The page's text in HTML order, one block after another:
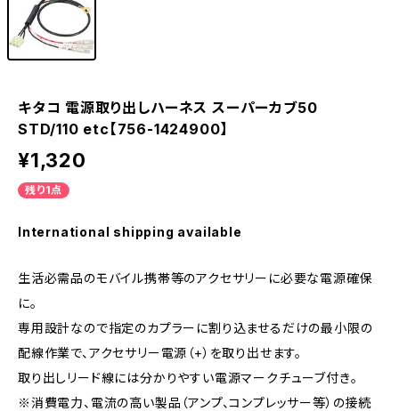
キタコ 電源取り出しハーネス スーパーカブ50
STD/110 etc【756-1424900】
¥1,320
残り1点
International shipping available
生活必需品のモバイル携帯等のアクセサリーに必要な電源確保
に。
専用設計なので指定のカプラーに割り込ませるだけの最小限の
配線作業で、アクセサリー電源（+）を取り出せます。
取り出しリード線には分かりやすい電源マークチューブ付き。
※消費電力、電流の高い製品（アンプ、コンプレッサー等）の接続